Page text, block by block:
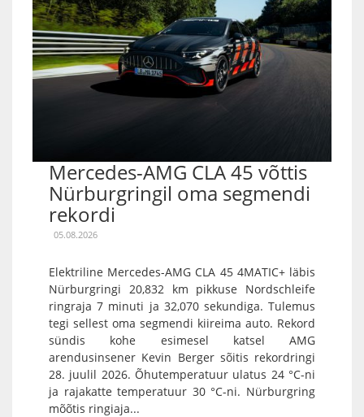
Mercedes-AMG CLA 45 võttis
Nürburgringil oma segmendi
rekordi
05.08.2026
Elektriline Mercedes-AMG CLA 45 4MATIC+ läbis
Nürburgringi 20,832 km pikkuse Nordschleife
ringraja 7 minuti ja 32,070 sekundiga. Tulemus
tegi sellest oma segmendi kiireima auto. Rekord
sündis kohe esimesel katsel AMG
arendusinsener Kevin Berger sõitis rekordringi
28. juulil 2026. Õhutemperatuur ulatus 24 °C-ni
ja rajakatte temperatuur 30 °C-ni. Nürburgring
mõõtis ringiaja...